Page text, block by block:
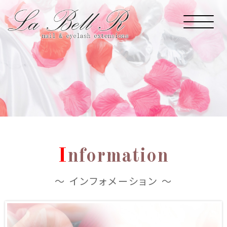
Information
～ インフォメーション ～